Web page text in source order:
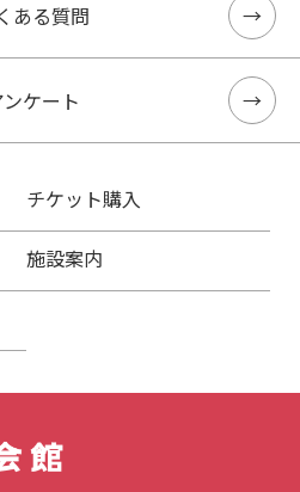
ある質問
ンケート
チケット購入
施設案内